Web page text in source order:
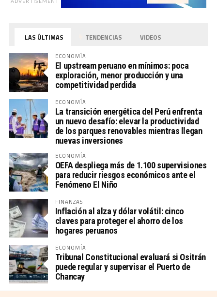
LAS ÚLTIMAS TENDENCIAS VIDEOS
ECONOMÍA
El upstream peruano en mínimos: poca
exploración, menor producción y una
competitividad perdida
ECONOMÍA
La transición energética del Perú enfrenta
un nuevo desafío: elevar la productividad
de los parques renovables mientras llegan
nuevas inversiones
ECONOMÍA
OEFA despliega más de 1.100 supervisiones
para reducir riesgos económicos ante el
Fenómeno El Niño
FINANZAS
Inflación al alza y dólar volátil: cinco
claves para proteger el ahorro de los
hogares peruanos
ECONOMÍA
Tribunal Constitucional evaluará si Ositrán
puede regular y supervisar el Puerto de
Chancay